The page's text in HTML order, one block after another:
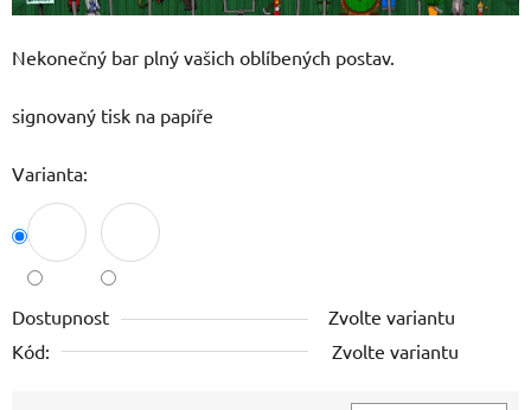
Nekonečný bar plný vašich oblíbených postav.
signovaný tisk na papíře
Varianta:
Dostupnost
Zvolte variantu
Kód:
Zvolte variantu